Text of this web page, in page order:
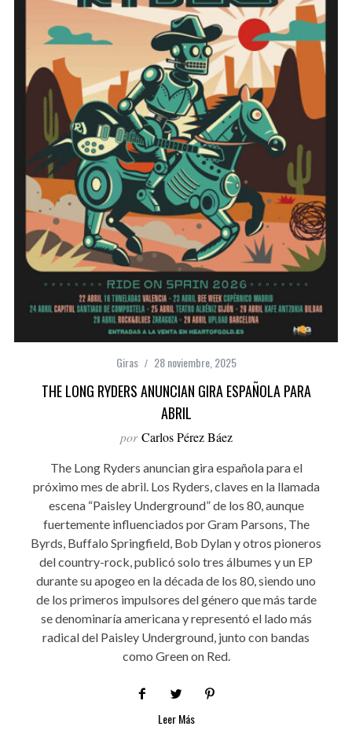
Giras 28 noviembre, 2025
THE LONG RYDERS ANUNCIAN GIRA ESPAÑOLA PARA
ABRIL
por Carlos Pérez Báez
The Long Ryders anuncian gira española para el
próximo mes de abril. Los Ryders, claves en la llamada
escena “Paisley Underground” de los 80, aunque
fuertemente influenciados por Gram Parsons, The
Byrds, Buffalo Springfield, Bob Dylan y otros pioneros
del country-rock, publicó solo tres álbumes y un EP
durante su apogeo en la década de los 80, siendo uno
de los primeros impulsores del género que más tarde
se denominaría americana y representó el lado más
radical del Paisley Underground, junto con bandas
como Green on Red.
Leer Más